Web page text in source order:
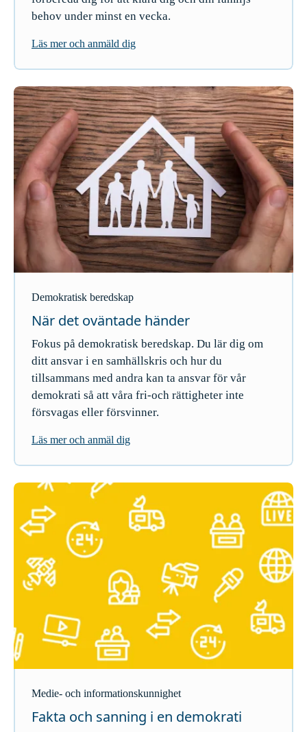
behov under minst en vecka.
Läs mer och anmäld dig
Demokratisk beredskap
När det oväntade händer
Fokus på demokratisk beredskap. Du lär dig om
ditt ansvar i en samhällskris och hur du
tillsammans med andra kan ta ansvar för vår
demokrati så att våra fri-och rättigheter inte
försvagas eller försvinner.
Läs mer och anmäl dig
Medie- och informationskunnighet
Fakta och sanning i en demokrati